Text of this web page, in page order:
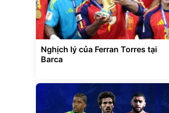
Nghịch lý của Ferran Torres tại
Barca